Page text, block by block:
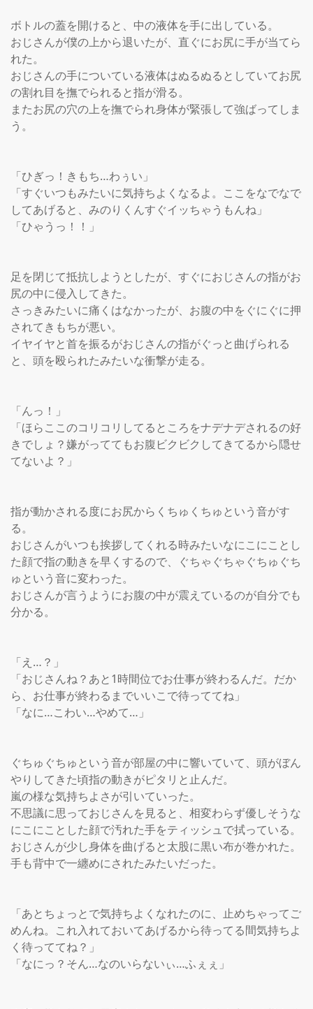
ボトルの蓋を開けると、中の液体を手に出している。
おじさんが僕の上から退いたが、直ぐにお尻に手が当てら
れた。
おじさんの手についている液体はぬるぬるとしていてお尻
の割れ目を撫でられると指が滑る。
またお尻の穴の上を撫でられ身体が緊張して強ばってしま
う。
「ひぎっ！きもち…わぅい」
「すぐいつもみたいに気持ちよくなるよ。ここをなでなで
してあげると、みのりくんすぐイッちゃうもんね」
「ひゃうっ！！」
足を閉じて抵抗しようとしたが、すぐにおじさんの指がお
尻の中に侵入してきた。
さっきみたいに痛くはなかったが、お腹の中をぐにぐに押
されてきもちが悪い。
イヤイヤと首を振るがおじさんの指がぐっと曲げられる
と、頭を殴られたみたいな衝撃が走る。
「んっ！」
「ほらここのコリコリしてるところをナデナデされるの好
きでしょ？嫌がっててもお腹ビクビクしてきてるから隠せ
てないよ？」
指が動かされる度にお尻からくちゅくちゅという音がす
る。
おじさんがいつも挨拶してくれる時みたいなにこにことし
た顔で指の動きを早くするので、ぐちゃぐちゃぐちゅぐち
ゅという音に変わった。
おじさんが言うようにお腹の中が震えているのが自分でも
分かる。
「え…？」
「おじさんね？あと1時間位でお仕事が終わるんだ。だか
ら、お仕事が終わるまでいいこで待っててね」
「なに…こわい…やめて…」
ぐちゅぐちゅという音が部屋の中に響いていて、頭がぼん
やりしてきた頃指の動きがピタリと止んだ。
嵐の様な気持ちよさが引いていった。
不思議に思っておじさんを見ると、相変わらず優しそうな
にこにことした顔で汚れた手をティッシュで拭っている。
おじさんが少し身体を曲げると太股に黒い布が巻かれた。
手も背中で一纏めにされたみたいだった。
「あとちょっとで気持ちよくなれたのに、止めちゃってご
めんね。これ入れておいてあげるから待ってる間気持ちよ
く待っててね？」
「なにっ？そん…なのいらないぃ…ふぇぇ」